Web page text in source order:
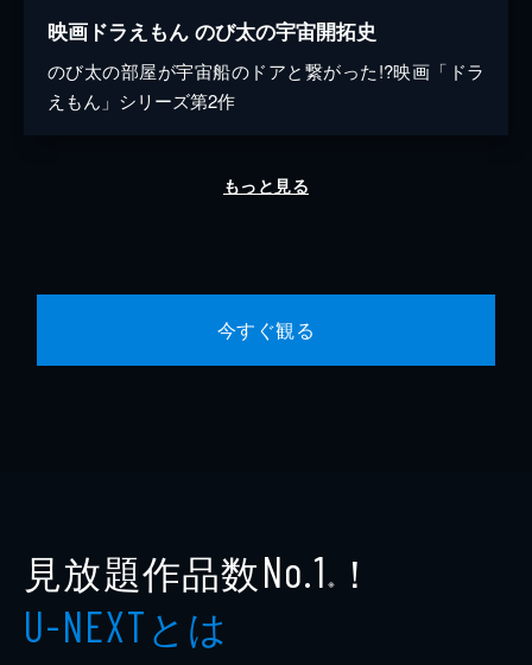
映画ドラえもん のび太の宇宙開拓史
のび太の部屋が宇宙船のドアと繋がった!?映画「ドラ
えもん」シリーズ第2作
もっと見る
今すぐ観る
見放題作品数No.1 ※ ！
U-NEXTとは